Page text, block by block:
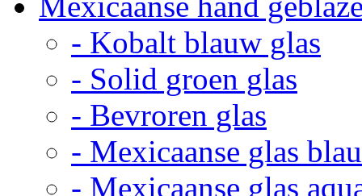
- Kobalt blauw glas
- Solid groen glas
- Bevroren glas
- Mexicaanse glas
- Mexicaanse glas